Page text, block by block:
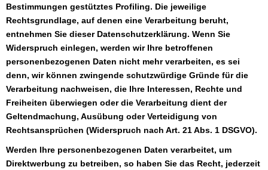
Bestimmungen gestütztes Profiling. Die jeweilige
Rechtsgrundlage, auf denen eine Verarbeitung beruht,
entnehmen Sie dieser Datenschutzerklärung. Wenn Sie
Widerspruch einlegen, werden wir Ihre betroffenen
personenbezogenen Daten nicht mehr verarbeiten, es sei
denn, wir können zwingende schutzwürdige Gründe für die
Verarbeitung nachweisen, die Ihre Interessen, Rechte und
Freiheiten überwiegen oder die Verarbeitung dient der
Geltendmachung, Ausübung oder Verteidigung von
Rechtsansprüchen (Widerspruch nach Art. 21 Abs. 1 DSGVO).
Werden Ihre personenbezogenen Daten verarbeitet, um
Direktwerbung zu betreiben, so haben Sie das Recht, jederzeit